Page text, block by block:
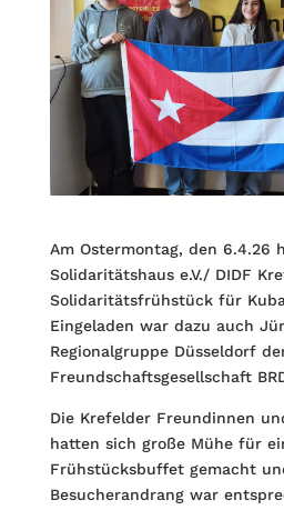
Am Ostermontag, den 6.4.26
Solidaritätshaus e.V./ DIDF
Solidaritätsfrühstück für
Eingeladen war dazu auch
Regionalgruppe Düsseldorf
Freundschaftsgesellschaft
Die Krefelder Freundinnen
hatten sich große Mühe für
Frühstücksbuffet gemacht
Besucherandrang war